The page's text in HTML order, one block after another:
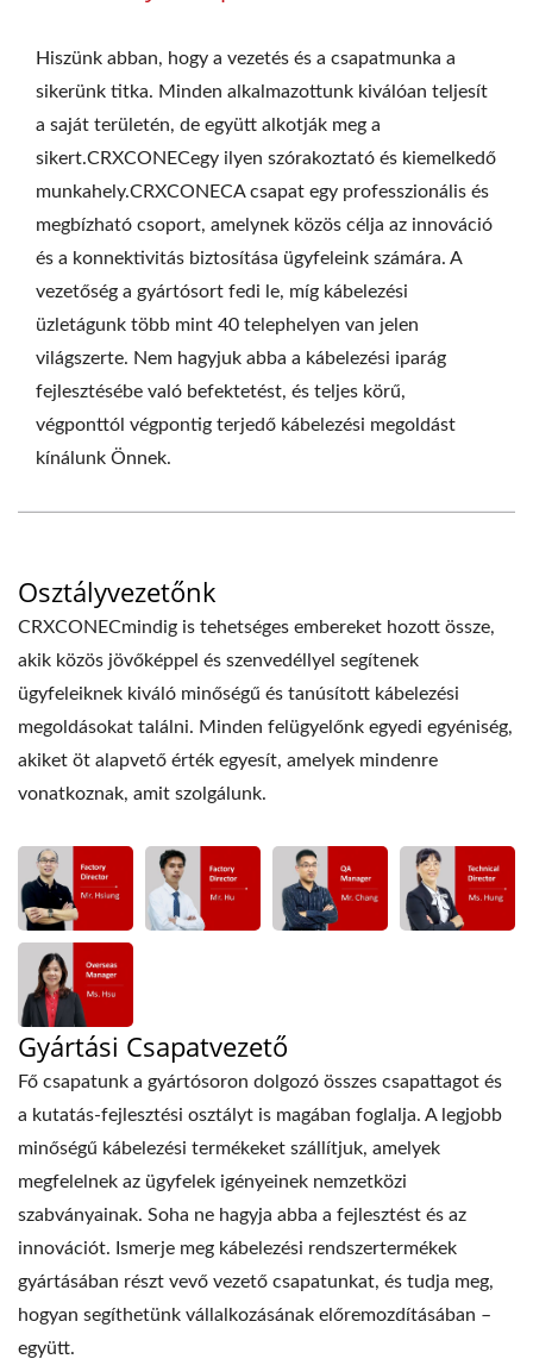
Hiszünk abban, hogy a vezetés és a csapatmunka a
sikerünk titka. Minden alkalmazottunk kiválóan teljesít
a saját területén, de együtt alkotják meg a
sikert.CRXCONECegy ilyen szórakoztató és kiemelkedő
munkahely.CRXCONECA csapat egy professzionális és
megbízható csoport, amelynek közös célja az innováció
és a konnektivitás biztosítása ügyfeleink számára. A
vezetőség a gyártósort fedi le, míg kábelezési
üzletágunk több mint 40 telephelyen van jelen
világszerte. Nem hagyjuk abba a kábelezési iparág
fejlesztésébe való befektetést, és teljes körű,
végponttól végpontig terjedő kábelezési megoldást
kínálunk Önnek.
Osztályvezetőnk
CRXCONECmindig is tehetséges embereket hozott össze,
akik közös jövőképpel és szenvedéllyel segítenek
ügyfeleiknek kiváló minőségű és tanúsított kábelezési
megoldásokat találni. Minden felügyelőnk egyedi egyéniség,
akiket öt alapvető érték egyesít, amelyek mindenre
vonatkoznak, amit szolgálunk.
Gyártási Csapatvezető
Fő csapatunk a gyártósoron dolgozó összes csapattagot és
a kutatás-fejlesztési osztályt is magában foglalja. A legjobb
minőségű kábelezési termékeket szállítjuk, amelyek
megfelelnek az ügyfelek igényeinek nemzetközi
szabványainak. Soha ne hagyja abba a fejlesztést és az
innovációt. Ismerje meg kábelezési rendszertermékek
gyártásában részt vevő vezető csapatunkat, és tudja meg,
hogyan segíthetünk vállalkozásának előremozdításában –
együtt.